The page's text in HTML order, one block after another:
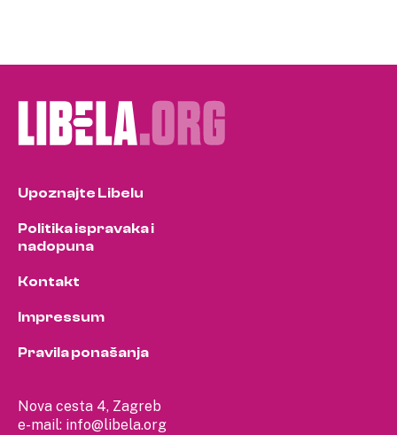
Nova cesta 4, Zagreb
e-mail: info@libela.org
Upoznajte Libelu
Politika ispravaka i
nadopuna
Kontakt
Impressum
Pravila ponašanja